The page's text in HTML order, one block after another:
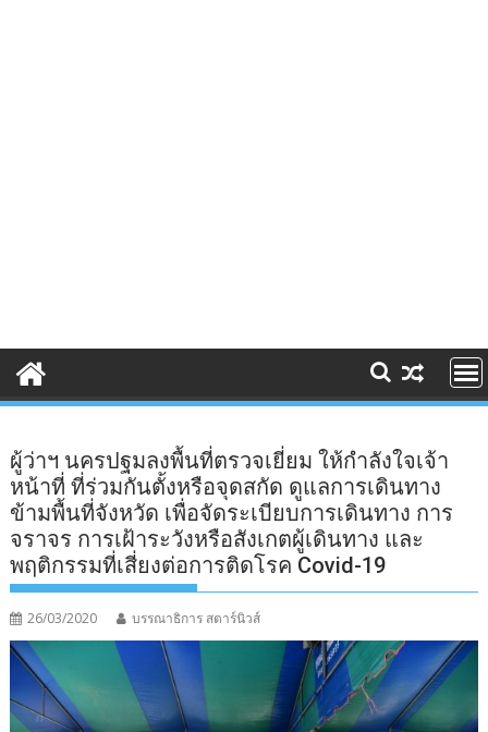
ผู้ว่าฯ นครปฐมลงพื้นที่ตรวจเยี่ยม ให้กำลังใจเจ้า
หน้าที่ ที่ร่วมกันตั้งหรือจุดสกัด ดูแลการเดินทาง
ข้ามพื้นที่จังหวัด เพื่อจัดระเบียบการเดินทาง การ
จราจร การเฝ้าระวังหรือสังเกตผู้เดินทาง และ
พฤติกรรมที่เสี่ยงต่อการติดโรค Covid-19
26/03/2020 บรรณาธิการ สตาร์นิวส์